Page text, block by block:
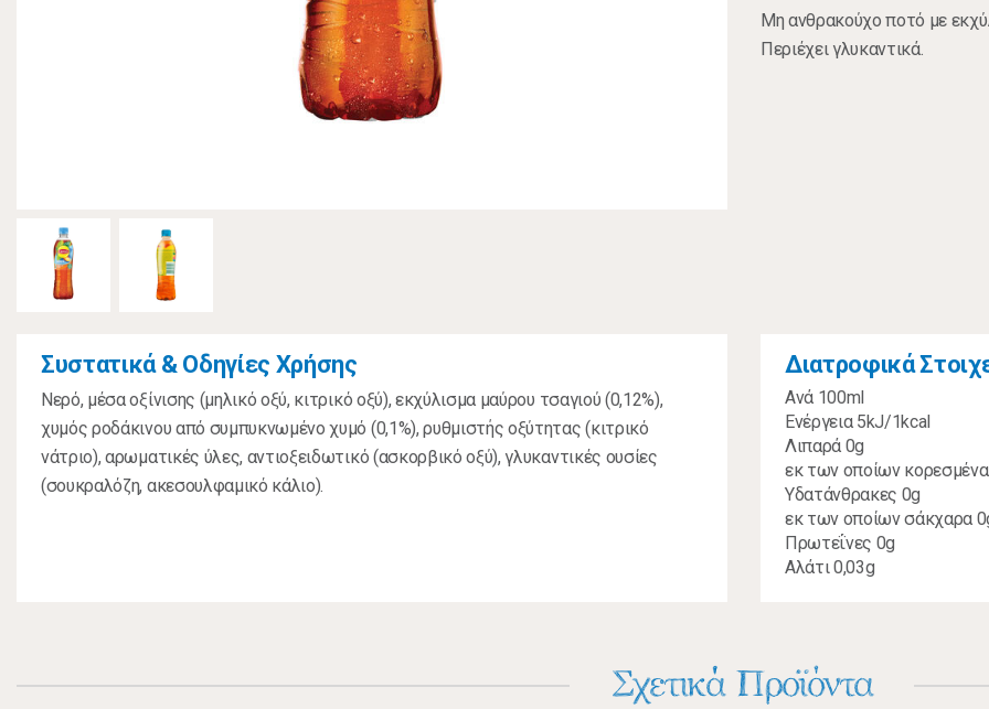
Μη ανθρακούχο ποτό με
Περιέχει γλυκαντικά.
Συστατικά & Οδηγίες Χρήσης
Νερό, μέσα οξίνισης (μηλικό οξύ, κιτρικό οξύ), εκχύλισμα μαύρου τσαγιού (0,12%),
χυμός ροδάκινου από συμπυκνωμένο χυμό (0,1%), ρυθμιστής οξύτητας (κιτρικό
νάτριο), αρωματικές ύλες, αντιοξειδωτικό (ασκορβικό οξύ), γλυκαντικές ουσίες
(σουκραλόζη, ακεσουλφαμικό κάλιο).
Διατροφικά
Ανά 100ml
Ενέργεια 5kJ/1kcal
Λιπαρά 0g
εκ των οποίων
Υδατάνθρακες 0g
εκ των οποίων σάκχαρα
Πρωτεΐνες 0g
Αλάτι 0,03g
Σχετικά Προϊόντα